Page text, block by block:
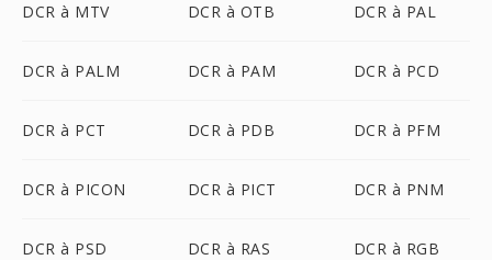
DCR à MTV DCR à OTB DCR à PAL
DCR à PALM DCR à PAM DCR à PCD
DCR à PCT DCR à PDB DCR à PFM
DCR à PICON DCR à PICT DCR à PNM
DCR à PSD DCR à RAS DCR à RGB